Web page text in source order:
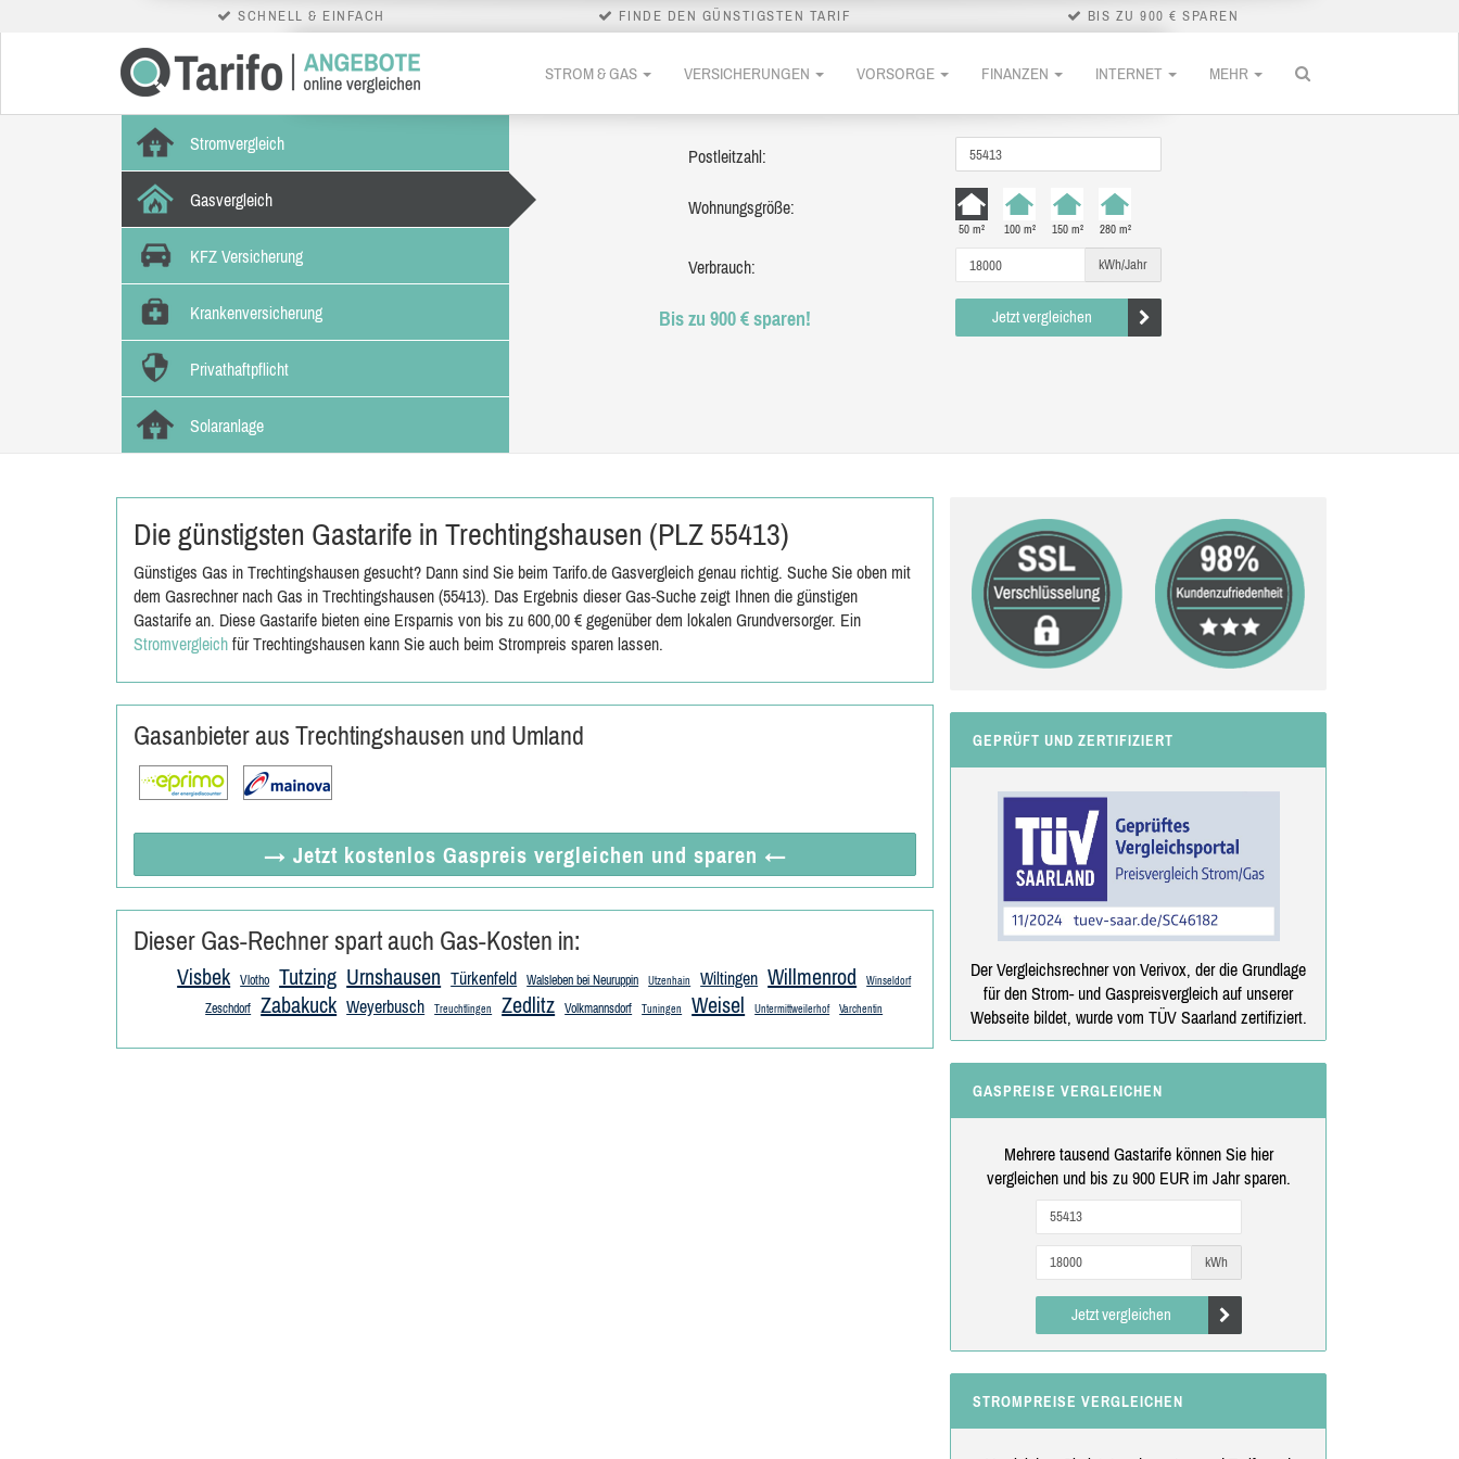
SCHNELL & EINFACH FINDE DEN GÜNSTIGSTEN TARIF BIS ZU 900 € SPAREN
STROM & GAS VERSICHERUNGEN VORSORGE FINANZEN INTERNET MEHR
Stromvergleich
Gasvergleich
KFZ Versicherung
Krankenversicherung
Privathaftpflicht
Solaranlage
Postleitzahl:
Wohnungsgröße:
50 m² 100 m² 150 m² 280 m²
Verbrauch: kWh/Jahr
Bis zu 900 € sparen! Jetzt vergleichen
Die günstigsten Gastarife in Trechtingshausen (PLZ 55413)
Günstiges Gas in Trechtingshausen gesucht? Dann sind Sie beim Tarifo.de Gasvergleich genau richtig. Suche Sie oben mit
dem Gasrechner nach Gas in Trechtingshausen (55413). Das Ergebnis dieser Gas-Suche zeigt Ihnen die günstigen
Gastarife an. Diese Gastarife bieten eine Ersparnis von bis zu 600,00 € gegenüber dem lokalen Grundversorger. Ein
Stromvergleich für Trechtingshausen kann Sie auch beim Strompreis sparen lassen.
Gasanbieter aus Trechtingshausen und Umland
→ Jetzt kostenlos Gaspreis vergleichen und sparen ←
Dieser Gas-Rechner spart auch Gas-Kosten in:
Visbek Vlotho Tutzing Urnshausen Türkenfeld Walsleben bei Neuruppin Utzenhain Wiltingen Willmenrod Winseldorf
Zeschdorf Zabakuck Weyerbusch Treuchtlingen Zedlitz Volkmannsdorf Tuningen Weisel Untermittweilerhof Varchentin
GEPRÜFT UND ZERTIFIZIERT
Der Vergleichsrechner von Verivox, der die Grundlage
für den Strom- und Gaspreisvergleich auf unserer
Webseite bildet, wurde vom TÜV Saarland zertifiziert.
GASPREISE VERGLEICHEN
Mehrere tausend Gastarife können Sie hier
vergleichen und bis zu 900 EUR im Jahr sparen.
kWh
Jetzt vergleichen
STROMPREISE VERGLEICHEN